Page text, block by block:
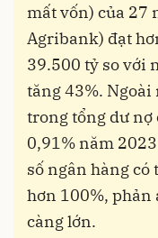
mất vốn) của 27
Agribank) đạt
39.500 tỷ so với
tăng 43%.
trong tổng dư nợ
0,91% năm
số ngân hàng có
hơn 100%, phản
càng lớn.